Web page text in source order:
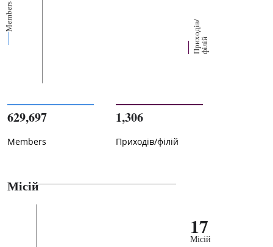
Members
П
р
их
о
д
і
в
/
ф
і
л
ій
629,697
Members
1,306
Приходів/філій
Місій
17
Місій